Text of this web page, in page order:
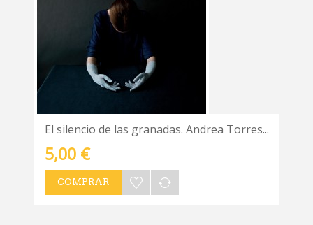
El silencio de las granadas. Andrea Torres...
5,00 €
COMPRAR